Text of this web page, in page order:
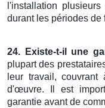
l'installation
durant les périodes de
24. Existe-t-il une
plupart des
leur travail,
d'œuvre. Il est
garantie avant de